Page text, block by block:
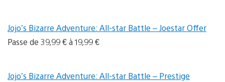
Jojo’s Bizarre Adventure: All-star Battle – Joestar Offer
Passe de 39,99 € à 19,99 €
Jojo’s Bizarre Adventure: All-star Battle – Prestige